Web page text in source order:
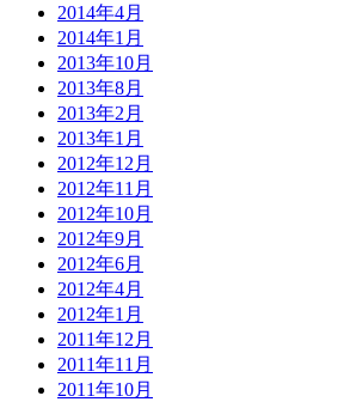
2014年4月
2014年1月
2013年10月
2013年8月
2013年2月
2013年1月
2012年12月
2012年11月
2012年10月
2012年9月
2012年6月
2012年4月
2012年1月
2011年12月
2011年11月
2011年10月